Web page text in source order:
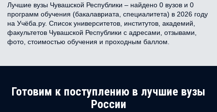
Лучшие вузы Чувашской Республики – найдено 0 вузов и 0
программ обучения (бакалавриата, специалитета) в 2026 году
на Учёба.ру. Список университетов, институтов, академий,
факультетов Чувашской Республики с адресами, отзывами,
фото, стоимостью обучения и проходным баллом.
Готовим к поступлению в лучшие вузы
России